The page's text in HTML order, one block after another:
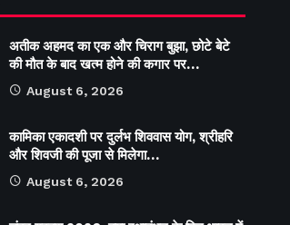
अतीक अहमद का एक और चिराग बुझा, छोटे बेटे
की मौत के बाद खत्म होने की कगार पर…
August 6, 2026
कामिका एकादशी पर दुर्लभ शिववास योग, श्रीहरि
और शिवजी की पूजा से मिलेगा…
August 6, 2026